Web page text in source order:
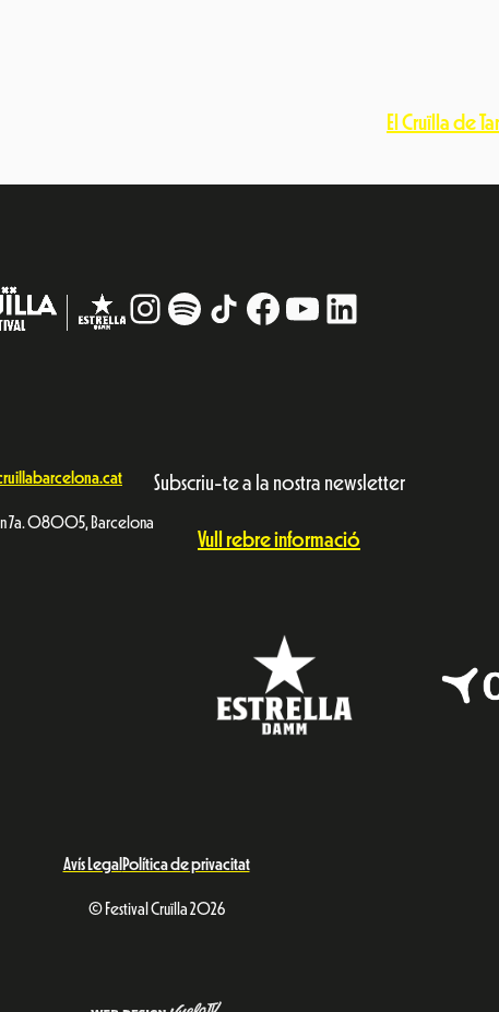
El Cruïlla de
Instagram
# TikTokFacebook
YouTube
LinkedIn
2n 7a. 08005, Barcelona
Subscriu-te a la nostra newsletter
Vull rebre informació
Avís Legal Política de privacitat
© Festival Cruïlla 2026